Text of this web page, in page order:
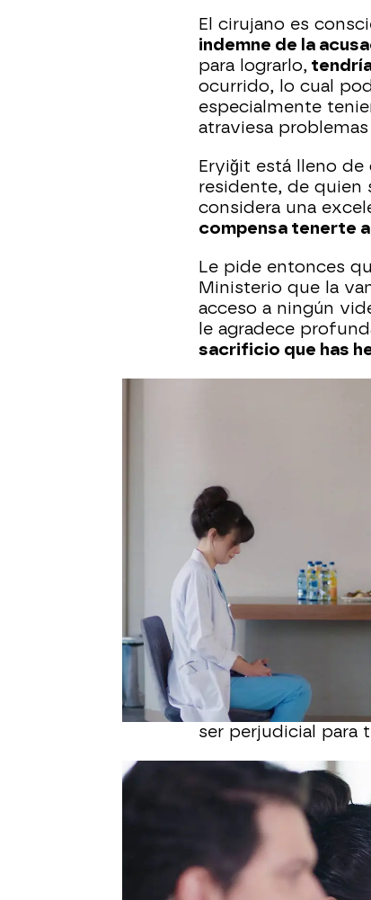
El cirujano es
indemne de la
para lograrlo,
ocurrido, lo cual
especialmente
atraviesa
Eryiğit está lleno
residente, de quien
considera una
compensa tenerte
Le pide entonces
Ministerio que la
acceso a ningún
le agradece
sacrificio que has
Durante el
un
Vefa no duda en
Destaca su gran
con los medios
paciente.
Finalmente, cuando
ambulancia había
decide no
respuesta.
Tras la
y le agradece que
declaración. Sin
partir de ahora,
ser perjudicial para